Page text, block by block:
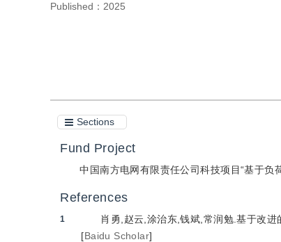
Published： 2025
Sections
Fund Project
中国南方电网有限责任公司科技项目“基于
References
1
肖勇,赵云,涂治东,钱斌,常润勉.基于改
[Baidu Scholar]